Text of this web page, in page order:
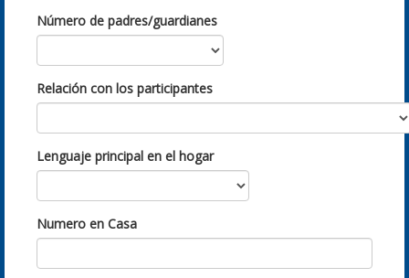
Número de padres/guardianes
Relación con los participantes
Lenguaje principal en el hogar
Numero en Casa